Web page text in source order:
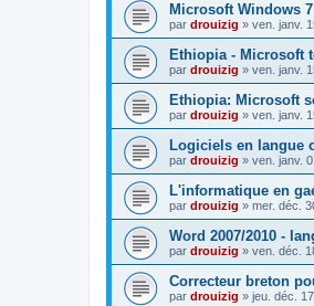
Microsoft Windows
par drouizig » ven. janv.
Ethiopia - Microsoft
par drouizig » ven. janv.
Ethiopia: Microsoft
par drouizig » ven. janv.
Logiciels en langue
par drouizig » ven. janv.
L'informatique en
par drouizig » mer. déc.
Word 2007/2010 -
par drouizig » ven. déc.
Correcteur breton
par drouizig » jeu. déc.